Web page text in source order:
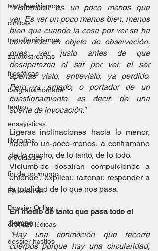
transfeminismos
clínicas
transfeminismos
zaratustreanas
filosóficas
caligrafía nómade
teatro
ensayísticas
literarias
crueldades
fin de un mundo
Epistolarios
Dossier Orillas
eróticas lúdicas
dossier hastíos
“Vislumbrar es un poco menos que
ver. Es ver un poco menos bien, menos
bien que cuando la cosa por ver se ha
convertido en objeto de observación,
pues: ver justo antes de que
desaparezca el ser por ver, el ser
apenas visto, entrevisto, ya perdido.
Pero ya amado, o portador de un
cuestionamiento, es decir, de una
suerte de invocación.”
Ligeras inclinaciones hacia lo menor,
hacia lo un-poco-menos, a contramano
de lo mucho, de lo tanto, de lo todo.
Vislumbres desairan compulsiones a
entender, explicar, razonar, responder a
la totalidad de lo que nos pasa.
En medio de tanto que pasa todo el
tiempo
“Hay una conmoción que recorre
cuerpos porque hay una circularidad,